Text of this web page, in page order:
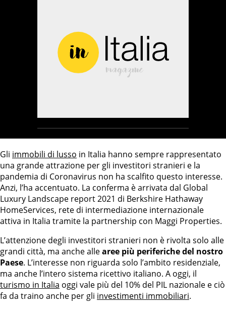
Gli immobili di lusso in Italia hanno sempre rappresentato
una grande attrazione per gli investitori stranieri e la
pandemia di Coronavirus non ha scalfito questo interesse.
Anzi, l’ha accentuato. La conferma è arrivata dal Global
Luxury Landscape report 2021 di Berkshire Hathaway
HomeServices, rete di intermediazione internazionale
attiva in Italia tramite la partnership con Maggi Properties.
L’attenzione degli investitori stranieri non è rivolta solo alle
grandi città, ma anche allearee più periferiche del nostro
Paese. L’interesse non riguarda solo l’ambito residenziale,
ma anche l’intero sistema ricettivo italiano. A oggi, il
turismo in Italia oggi vale più del 10% del PIL nazionale e ciò
fa da traino anche per gli investimenti immobiliari.